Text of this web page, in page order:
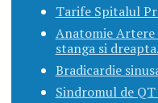
Tarife Spitalul
Anatomie Artere
stanga si dreapta.
Bradicardie
Sindromul de